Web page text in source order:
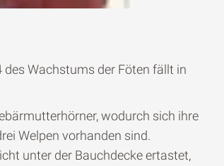
Wachstums der Föten fällt in
wodurch sich ihre
Welpen vorhanden sind.
unter der Bauchdecke ertastet,